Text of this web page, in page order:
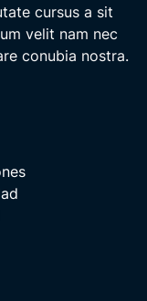
cursus a sit
velit nam nec
conubia nostra.